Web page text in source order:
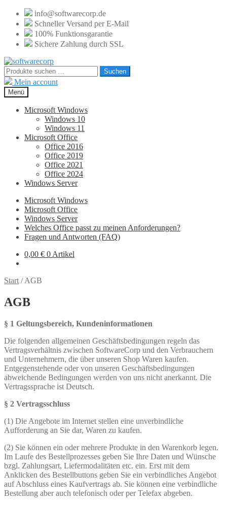
info@softwarecorp.de
Schneller Versand per E-Mail
100% Funktionsgarantie
Sichere Zahlung durch SSL
Zur
Navigation
springen
Zum
Inhalt
springen
Suchen
nach:
Suchen
Mein account
Menü
Microsoft Windows
Windows 10
Windows 11
Microsoft Office
Office 2016
Office 2019
Office 2021
Office 2024
Windows Server
Microsoft Windows
Microsoft Office
Windows Server
Welches Office passt zu meinen Anforderungen?
Fragen und Antworten (FAQ)
0,00 € 0 Artikel
Start /AGB
AGB
§ 1 Geltungsbereich, Kundeninformationen
Die folgenden allgemeinen Geschäftsbedingungen regeln das
Vertragsverhältnis zwischen SoftwareCorp und den Verbrauchern
und Unternehmern, die über unseren Shop Waren kaufen.
Entgegenstehende oder von unseren Geschäftsbedingungen
abweichende Bedingungen werden von uns nicht anerkannt. Die
Vertragssprache ist Deutsch.
§ 2 Vertragsschluss
(1) Die Angebote im Internet stellen eine unverbindliche
Aufforderung an Sie dar, Waren zu kaufen.
(2) Sie können ein oder mehrere Produkte in den Warenkorb legen.
Im Laufe des Bestellprozesses geben Sie Ihre Daten und Wünsche
bzgl. Zahlungsart, Liefermodalitäten etc. ein. Erst mit dem
Anklicken des Bestellbuttons geben Sie ein verbindliches Angebot
auf Abschluss eines Kaufvertrags ab. Sie können eine verbindliche
Bestellung aber auch telefonisch oder per Telefax abgeben.